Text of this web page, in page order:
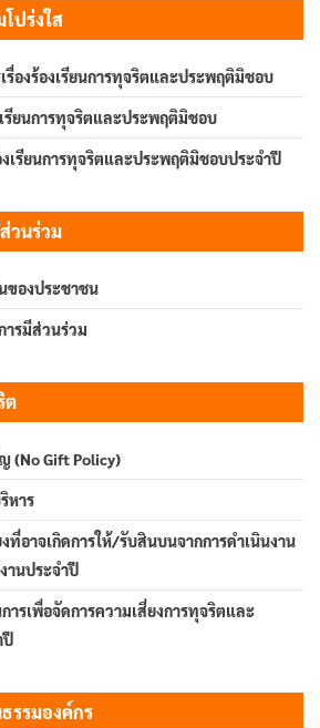
โปร่งใส
รื่องร้องเรียนการทุจริตและประพฤติมิชอบ
รียนการทุจริตและประพฤติมิชอบ
งเรียนการทุจริตและประพฤติมิชอบประจำปี
วนร่วม
ของประชาชน
ารมีส่วนร่วม
ต
(No Gift Policy)
หาร
ที่อาจเกิดการให้/รับสินบนจากการดำเนินงาน
านประจำปี
ารเพื่อจัดการความเสี่ยงการทุจริตและ
ปี
รรมองค์กร